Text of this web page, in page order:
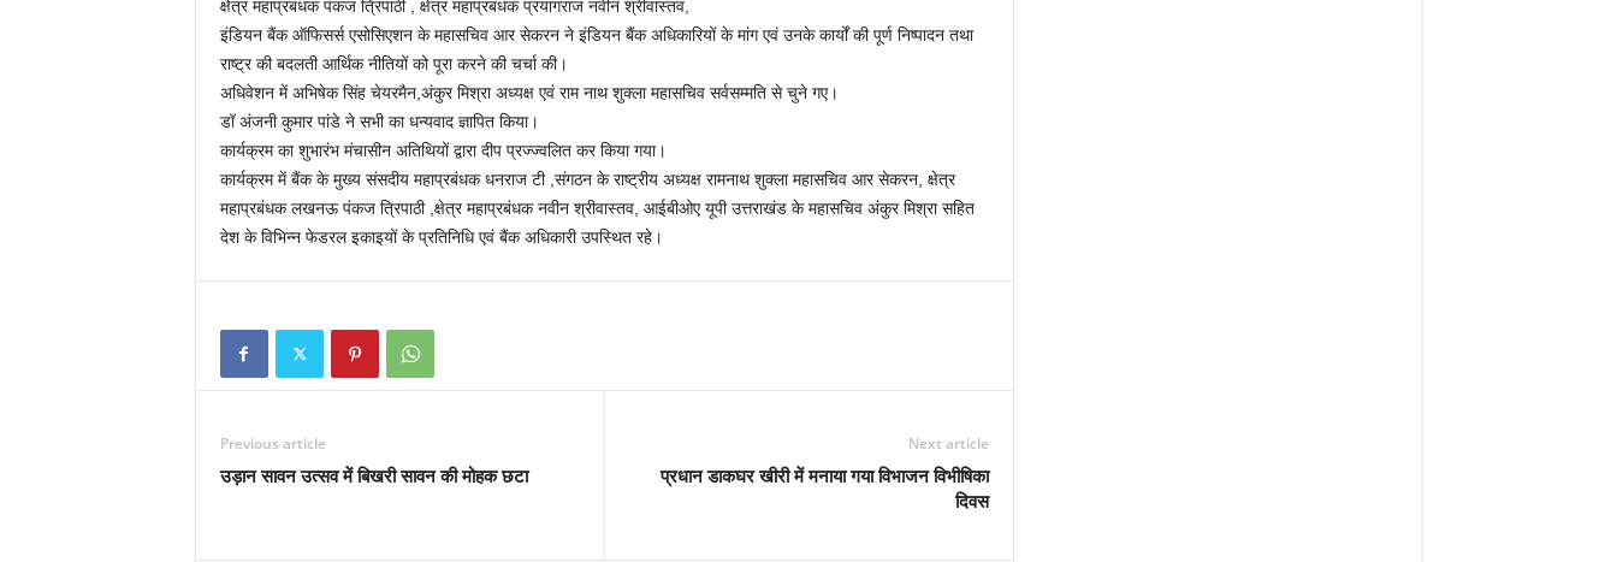
क्षेत्र महाप्रबंधक पंकज त्रिपाठी , क्षेत्र महाप्रबंधक प्रयागराज नवीन श्रीवास्तव,
इंडियन बैंक ऑफिसर्स एसोसिएशन के महासचिव आर सेकरन ने इंडियन बैंक अधिकारियों के मांग एवं उनके कार्यों की पूर्ण निष्पादन तथा
राष्ट्र की बदलती आर्थिक नीतियों को पूरा करने की चर्चा की।
अधिवेशन में अभिषेक सिंह चेयरमैन,अंकुर मिश्रा अध्यक्ष एवं राम नाथ शुक्ला महासचिव सर्वसम्मति से चुने गए।
डॉ अंजनी कुमार पांडे ने सभी का धन्यवाद ज्ञापित किया।
कार्यक्रम का शुभारंभ मंचासीन अतिथियों द्वारा दीप प्रज्ज्वलित कर किया गया।
कार्यक्रम में बैंक के मुख्य संसदीय महाप्रबंधक धनराज टी ,संगठन के राष्ट्रीय अध्यक्ष रामनाथ शुक्ला महासचिव आर सेकरन, क्षेत्र
महाप्रबंधक लखनऊ पंकज त्रिपाठी ,क्षेत्र महाप्रबंधक नवीन श्रीवास्तव, आईबीओए यूपी उत्तराखंड के महासचिव अंकुर मिश्रा सहित
देश के विभिन्न फेडरल इकाइयों के प्रतिनिधि एवं बैंक अधिकारी उपस्थित रहे।
Previous article
उड़ान सावन उत्सव में बिखरी सावन की मोहक छटा
Next article
प्रधान डाकघर खीरी में मनाया गया विभाजन विभीषिका
दिवस